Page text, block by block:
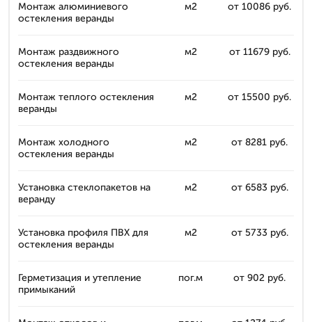
Монтаж алюминиевого
остекления веранды
м2 от 10086 руб.
Монтаж раздвижного
остекления веранды
м2 от 11679 руб.
Монтаж теплого остекления
веранды
м2 от 15500 руб.
Монтаж холодного
остекления веранды
м2 от 8281 руб.
Установка стеклопакетов на
веранду
м2 от 6583 руб.
Установка профиля ПВХ для
остекления веранды
м2 от 5733 руб.
Герметизация и утепление
примыканий
пог.м от 902 руб.